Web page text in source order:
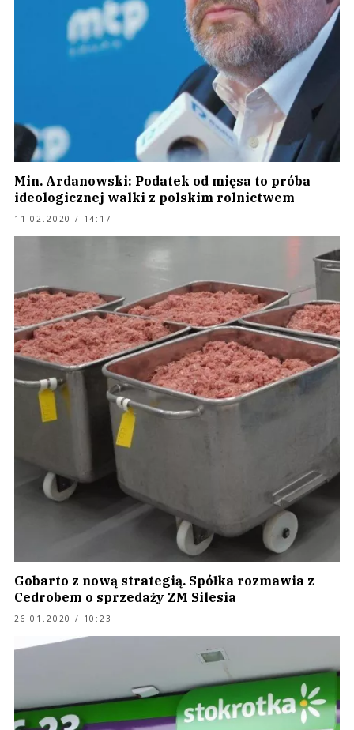
Min. Ardanowski: Podatek od mięsa to próba
ideologicznej walki z polskim rolnictwem
11.02.2020 / 14:17
Gobarto z nową strategią. Spółka rozmawia z
Cedrobem o sprzedaży ZM Silesia
26.01.2020 / 10:23